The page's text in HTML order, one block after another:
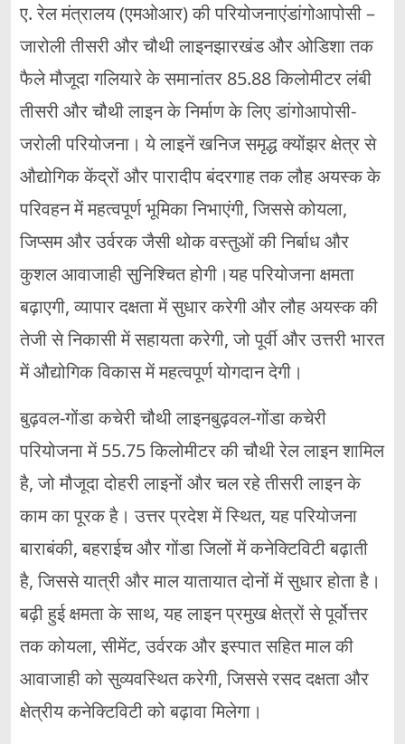
ए. रेल मंत्रालय (एमओआर) की परियोजनाएंडांगोआपोसी –
जारोली तीसरी और चौथी लाइनझारखंड और ओडिशा तक
फैले मौजूदा गलियारे के समानांतर 85.88 किलोमीटर लंबी
तीसरी और चौथी लाइन के निर्माण के लिए डांगोआपोसी-
जरोली परियोजना। ये लाइनें खनिज समृद्ध क्योंझर क्षेत्र से
औद्योगिक केंद्रों और पारादीप बंदरगाह तक लौह अयस्क के
परिवहन में महत्वपूर्ण भूमिका निभाएंगी, जिससे कोयला,
जिप्सम और उर्वरक जैसी थोक वस्तुओं की निर्बाध और
कुशल आवाजाही सुनिश्चित होगी।यह परियोजना क्षमता
बढ़ाएगी, व्यापार दक्षता में सुधार करेगी और लौह अयस्क की
तेजी से निकासी में सहायता करेगी, जो पूर्वी और उत्तरी भारत
में औद्योगिक विकास में महत्वपूर्ण योगदान देगी।
बुढ़वल-गोंडा कचेरी चौथी लाइनबुढ़वल-गोंडा कचेरी
परियोजना में 55.75 किलोमीटर की चौथी रेल लाइन शामिल
है, जो मौजूदा दोहरी लाइनों और चल रहे तीसरी लाइन के
काम का पूरक है। उत्तर प्रदेश में स्थित, यह परियोजना
बाराबंकी, बहराईच और गोंडा जिलों में कनेक्टिविटी बढ़ाती
है, जिससे यात्री और माल यातायात दोनों में सुधार होता है।
बढ़ी हुई क्षमता के साथ, यह लाइन प्रमुख क्षेत्रों से पूर्वोत्तर
तक कोयला, सीमेंट, उर्वरक और इस्पात सहित माल की
आवाजाही को सुव्यवस्थित करेगी, जिससे रसद दक्षता और
क्षेत्रीय कनेक्टिविटी को बढ़ावा मिलेगा।